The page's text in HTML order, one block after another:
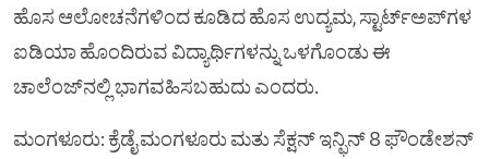
ಹೊಸ ಆಲೋಚನೆಗಳಿಂದ ಕೂಡಿದ ಹೊಸ ಉದ್ಯಮ, ಸ್ಟಾರ್ಟ್‌ಅಪ್‌ಗಳ
ಐಡಿಯಾ ಹೊಂದಿರುವ ವಿದ್ಯಾರ್ಥಿಗಳನ್ನು ಒಳಗೊಂಡು ಈ
ಚಾಲೆಂಜ್‌ನಲ್ಲಿ ಭಾಗವಹಿಸಬಹುದು ಎಂದರು.
ಮಂಗಳೂರು: ಕ್ರೆಡೈ ಮಂಗಳೂರು ಮತು ಸೆಕ್ಷನ್ ಇನ್ಫಿನ್ 8 ಫೌಂಡೇಶನ್